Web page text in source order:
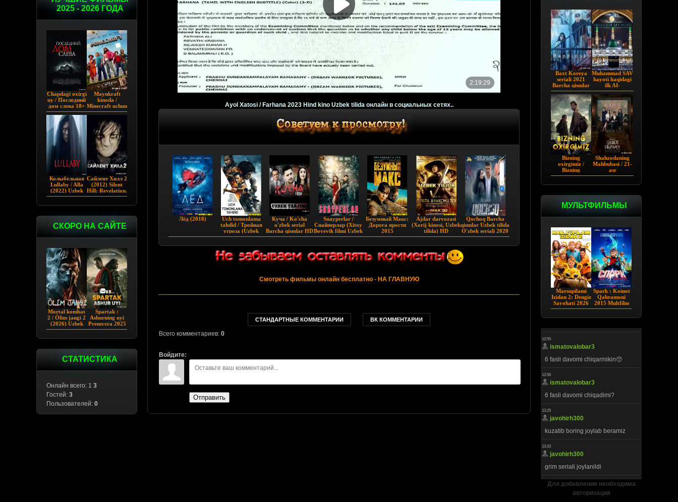
2025 - 2026 ГОДА
Chapdagi oxirgi
uy / Последний
дом слева 18+
(2009)
Maynkraft
kinoda /
Minecraft uchun
film / Maygiraft
2025 AQSH
filmi
Колыбельная
Lullaby / Alla
(2022) Uzbek
tilida
Сайлент Хилл 2
(2012) Silent
Hill: Revelation.
СКОРО НА САЙТЕ
Mortal kombat
2 / Ólim jangi 2
(2026) Uzbek
tilida
Spartak :
Ashurning uyi
Premyera 2025
Barcha qismlar
СТАТИСТИКА
Онлайн всего: 1 3
Гостей: 3
Пользователей: 0
Baxt Koreya
seriali 2021
Barcha qismlar
Uzbekcha
tarjima
Muhammad SAV
hayoti haqidagi
ilk AI-
vizuallashtirilgan
serial! - Yo
Rasululloh |
Barcha qismi
Bizning
oxirgimiz /
Bizning
so'ngimiz AQSh
tilida O'zbekcha
Shahzodaning
Mahbubasi / 21-
asr
Shaxzodasining
МУЛЬТФИЛЬМЫ
Marsupilami
Izidan 2: Dengiz
Sayohati 2026
HD Uzbek tilida
Spark : Koinot
Qahramoni
2015 Multfilm
Uzbek tilida
Для добавления необходима
авторизация
Ayol Xatosi / Farhana 2023 Hind kino Uzbek tilida онлайн в социальных сетях..
Лёд (2018)
Uch tomonlama
tahdid / Тройная
угроза (Uzbek
tilida) 2019
Куча / Ko'cha
o'zbek serial
Barcha qismlar HD
Snayperlar /
Снайперлар (Xitoy
Boyevik filmi Uzbek
tilida) 2022
Бeзумный Maкc:
Дopoгa яpocти
2015
Ajdar darvozasi
(Xorij kinosi, Uzbek
tilida) HD
Qochoq Barcha
qismlar Uzbek tilida
O'zbek seriali 2020
HD
Смотреть фильмы онлайн бесплатно- НА ГЛАВНУЮ
СТАНДАРТНЫЕ КОММЕНТАРИИ ВК КОММЕНТАРИИ
Всего комментариев: 0
Войдите:
Отправить